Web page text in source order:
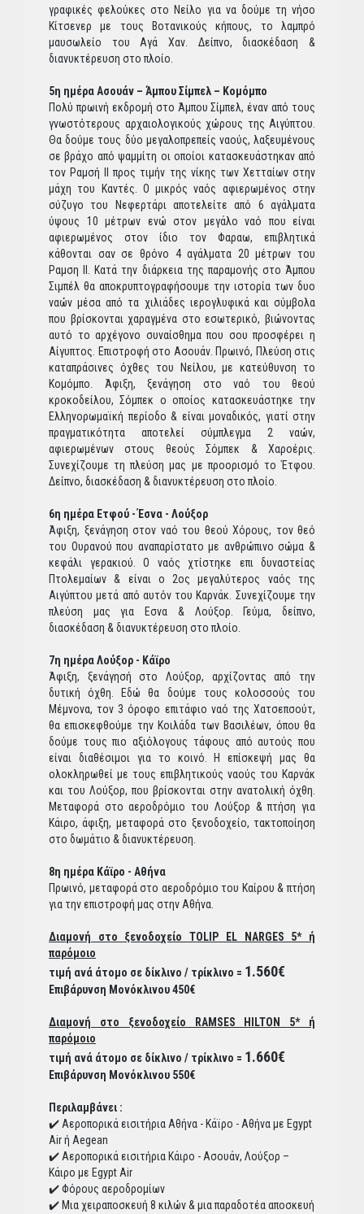
γραφικές φελούκες στο Νείλο για να δούμε τη νήσο
Κίτσενερ με τους Βοτανικούς κήπους, το λαμπρό
μαυσωλείο του Αγά Χαν. Δείπνο, διασκέδαση &
διανυκτέρευση στο πλοίο.
5η ημέρα Ασουάν – Άμπου Σίμπελ – Κομόμπο
Πολύ πρωινή εκδρομή στο Άμπου Σίμπελ, έναν από τους
γνωστότερους αρχαιολογικούς χώρους της Αιγύπτου.
Θα δούμε τους δύο μεγαλοπρεπείς ναούς, λαξευμένους
σε βράχο από ψαμμίτη οι οποίοι κατασκευάστηκαν από
τον Ραμσή ΙΙ προς τιμήν της νίκης των Χετταίων στην
μάχη του Καντές. Ο μικρός ναός αφιερωμένος στην
σύζυγο του Νεφερτάρι αποτελείτε από 6 αγάλματα
ύψους 10 μέτρων ενώ στον μεγάλο ναό που είναι
αφιερωμένος στον ίδιο τον Φαραω, επιβλητικά
κάθονται σαν σε θρόνο 4 αγάλματα 20 μέτρων του
Ραμση ΙΙ. Κατά την διάρκεια της παραμονής στο Άμπου
Σιμπέλ θα αποκρυπτογραφήσουμε την ιστορία των δυο
ναών μέσα από τα χιλιάδες ιερογλυφικά και σύμβολα
που βρίσκονται χαραγμένα στο εσωτερικό, βιώνοντας
αυτό το αρχέγονο συναίσθημα που σου προσφέρει η
Αίγυπτος. Επιστροφή στο Ασουάν. Πρωινό, Πλεύση στις
καταπράσινες όχθες του Νείλου, με κατεύθυνση το
Κομόμπο. Άφιξη, ξενάγηση στο ναό του θεού
κροκοδείλου, Σόμπεκ ο οποίος κατασκευάστηκε την
Ελληνορωμαϊκή περίοδο & είναι μοναδικός, γιατί στην
πραγματικότητα αποτελεί σύμπλεγμα 2 ναών,
αφιερωμένων στους θεούς Σόμπεκ & Χαροέρις.
Συνεχίζουμε τη πλεύση μας με προορισμό το Έτφου.
Δείπνο, διασκέδαση & διανυκτέρευση στο πλοίο.
6η ημέρα Ετφού - Έσνα - Λούξορ
Άφιξη, ξενάγηση στον ναό του θεού Χόρους, τον θεό
του Ουρανού που αναπαρίστατο με ανθρώπινο σώμα &
κεφάλι γερακιού. Ο ναός χτίστηκε επι δυναστείας
Πτολεμαίων & είναι ο 2ος μεγαλύτερος ναός της
Αιγύπτου μετά από αυτόν του Καρνάκ. Συνεχίζουμε την
πλεύση μας για Εσνα & Λούξορ. Γεύμα, δείπνο,
διασκέδαση & διανυκτέρευση στο πλοίο.
7η ημέρα Λούξορ - Κάϊρο
Άφιξη, ξενάγησή στο Λούξορ, αρχίζοντας από την
δυτική όχθη. Εδώ θα δούμε τους κολοσσούς του
Μέμνονα, τον 3 όροφο επιτάφιο ναό της Χατσεπσούτ,
θα επισκεφθούμε την Κοιλάδα των Βασιλέων, όπου θα
δούμε τους πιο αξιόλογους τάφους από αυτούς που
είναι διαθέσιμοι για το κοινό. Η επίσκεψή μας θα
ολοκληρωθεί με τους επιβλητικούς ναούς του Καρνάκ
και του Λούξορ, που βρίσκονται στην ανατολική όχθη.
Μεταφορά στο αεροδρόμιο του Λούξορ & πτήση για
Κάιρο, άφιξη, μεταφορά στο ξενοδοχείο, τακτοποίηση
στο δωμάτιο & διανυκτέρευση.
8η ημέρα Κάϊρο - Αθήνα
Πρωινό, μεταφορά στο αεροδρόμιο του Καίρου & πτήση
για την επιστροφή μας στην Αθήνα.
Διαμονή στο ξενοδοχείο TOLIP EL NARGES 5* ή
παρόμοιο
τιμή ανά άτομο σε δίκλινο / τρίκλινο = 1.560€
Επιβάρυνση Μονόκλινου 450€
Διαμονή στο ξενοδοχείο RAMSES HILTON 5* ή
παρόμοιο
τιμή ανά άτομο σε δίκλινο / τρίκλινο = 1.660€
Επιβάρυνση Μονόκλινου 550€
Περιλαμβάνει :
✔️ Αεροπορικά εισιτήρια Αθήνα - Κάϊρο - Αθήνα με Egypt
Air ή Aegean
✔️ Αεροπορικά εισιτήρια Κάιρο - Ασουάν, Λούξορ –
Κάιρο με Egypt Air
✔️ Φόρους αεροδρομίων
✔️ Μια χειραποσκευή 8 κιλών & μια παραδοτέα αποσκευή